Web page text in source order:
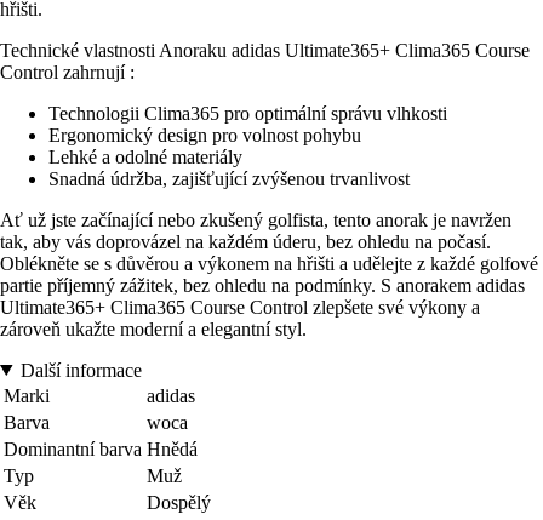
hřišti.
Technické vlastnosti Anoraku adidas Ultimate365+ Clima365 Course
Control zahrnují :
Technologii Clima365 pro optimální správu vlhkosti
Ergonomický design pro volnost pohybu
Lehké a odolné materiály
Snadná údržba, zajišťující zvýšenou trvanlivost
Ať už jste začínající nebo zkušený golfista, tento anorak je navržen
tak, aby vás doprovázel na každém úderu, bez ohledu na počasí.
Oblékněte se s důvěrou a výkonem na hřišti a udělejte z každé golfové
partie příjemný zážitek, bez ohledu na podmínky. S anorakem adidas
Ultimate365+ Clima365 Course Control zlepšete své výkony a
zároveň ukažte moderní a elegantní styl.
Další informace
Marki
adidas
Barva
woca
Dominantní barva Hnědá
Typ
Muž
Věk
Dospělý